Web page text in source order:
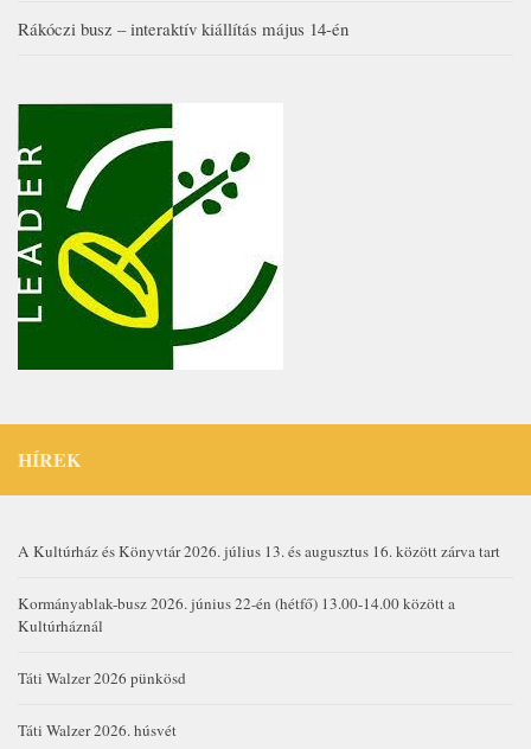
Rákóczi busz – interaktív kiállítás május 14-én
HÍREK
A Kultúrház és Könyvtár 2026. július 13. és augusztus 16. között zárva tart
Kormányablak-busz 2026. június 22-én (hétfő) 13.00-14.00 között a
Kultúrháznál
Táti Walzer 2026 pünkösd
Táti Walzer 2026. húsvét